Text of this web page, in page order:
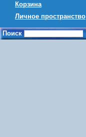
Корзина
Личное пространство
Поиск